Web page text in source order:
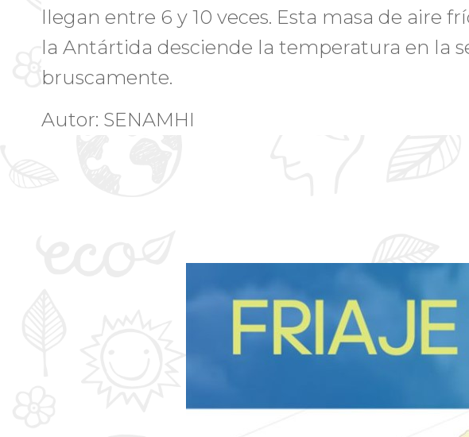
llegan entre 6 y 10 veces. Esta masa de aire
la Antártida desciende la temperatura en la
bruscamente.
Autor: SENAMHI